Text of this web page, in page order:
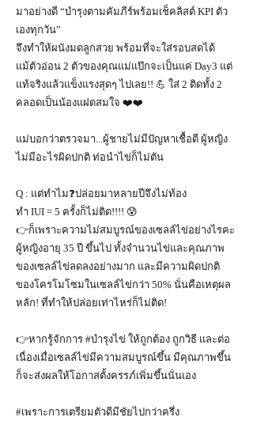
มาอย่างดี “บำรุงตามคัมภีร์พร้อมเช็คลิสต์ KPI ตัว
เองทุกวัน”
จึงทำให้ผนังมดลูกสวย พร้อมที่จะใส่รอบสดได้
แม้ตัวอ่อน 2 ตัวของคุณแม่แป๊กจะเป็นแค่ Day3 แต่
แท้จริงแล้วแข็งแรงสุดๆ ไปเลย!! 💪 ใส่ 2 ติดทั้ง 2
คลอดเป็นน้องแฝดสมใจ ❤️❤️
แม่บอกว่าตรวจมา...ผู้ชายไม่มีปัญหาเชื้อดี ผู้หญิง
ไม่มีอะไรผิดปกติ ท่อนำไข่ก็ไม่ตัน
Q : แต่ทำไม❓ปล่อยมาหลายปีจึงไม่ท้อง
ทำ IUI = 5 ครั้งก็ไม่ติด!!!! 😰
👉ก็เพราะความไม่สมบูรณ์ของเซลล์ไข่อย่างไรคะ
ผู้หญิงอายุ 35 ปี ขึ้นไป ทั้งจำนวนไข่และคุณภาพ
ของเซลล์ไข่ลดลงอย่างมาก และมีความผิดปกติ
ของโครโมโซมในเซลล์ไข่กว่า 50% นั่นคือเหตุผล
หลัก! ที่ทำให้ปล่อยเท่าไหร่ก็ไม่ติด!
👉หากรู้จักการ #บำรุงไข่ ให้ถูกต้อง ถูกวิธี และต่อ
เนื่องเมื่อเซลล์ไข่มีความสมบูรณ์ขึ้น มีคุณภาพขึ้น
ก็จะส่งผลให้โอกาสตั้งครรภ์เพิ่มขึ้นนั่นเอง
#เพราะการเตรียมตัวดีมีชัยไปกว่าครึ่ง